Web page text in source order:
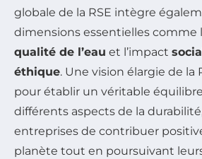
globale de la RSE intègre
dimensions essentielles comme
qualité de l’eau et l’impact
éthique. Une vision élargie de la
pour établir un véritable
différents aspects de la
entreprises de contribuer
planète tout en poursuivant